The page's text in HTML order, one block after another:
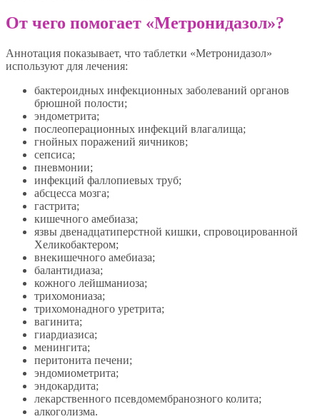
От чего помогает «Метронидазол»?
Аннотация показывает, что таблетки «Метронидазол»
используют для лечения:
бактероидных инфекционных заболеваний органов
брюшной полости;
эндометрита;
послеоперационных инфекций влагалища;
гнойных поражений яичников;
сепсиса;
пневмонии;
инфекций фаллопиевых труб;
абсцесса мозга;
гастрита;
кишечного амебиаза;
язвы двенадцатиперстной кишки, спровоцированной
Хеликобактером;
внекишечного амебиаза;
балантидиаза;
кожного лейшманиоза;
трихомониаза;
трихомонадного уретрита;
вагинита;
гиардиазиса;
менингита;
перитонита печени;
эндомиометрита;
эндокардита;
лекарственного псевдомембранозного колита;
алкоголизма.